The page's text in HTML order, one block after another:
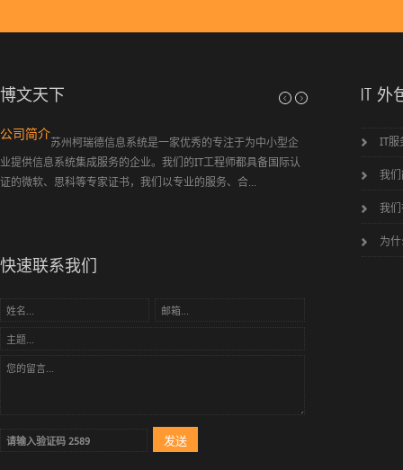
博文天下
公司简介
苏州柯瑞德信息系统是一家优秀的专注于为中小型企
业提供信息系统集成服务的企业。我们的IT工程师都具备国际认
证的微软、思科等专家证书，我们以专业的服务、合...
瑞德信息系统有限
快速联系我们
IT 外
IT服
我
我
为